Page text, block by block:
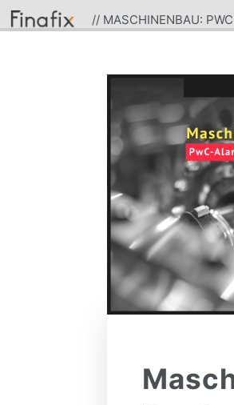
// MASCHINENBAU: